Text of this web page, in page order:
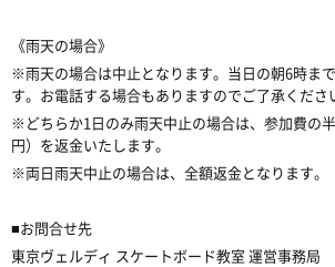
《雨天の場合》
※雨天の場合は中止となります。当日の朝6時ま
す。お電話する場合もありますのでご了承くださ
※どちらか1日のみ雨天中止の場合は、参加費の
円）を返金いたします。
※両日雨天中止の場合は、全額返金となります。
■お問合せ先
東京ヴェルディ スケートボード教室 運営事務局